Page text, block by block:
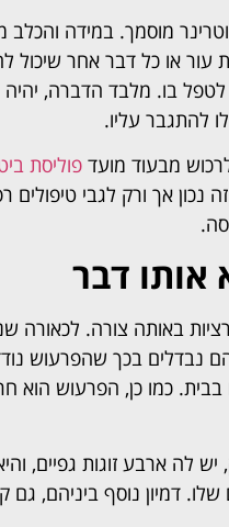
מוסמך. במידה
עור או כל דבר אחר שיכול
לטפל בו. מלבד הדברה,
להתגבר עליו.
מבעוד מועד פוליסת
נכון אך ורק לגבי טיפולים
אותו דבר
באותה צורה. לכאורה
בכך שהפרעוש נודד
כמו כן, הפרעוש הוא
לה ארבע זוגות גפיים,
דמיון נוסף ביניהם, גם